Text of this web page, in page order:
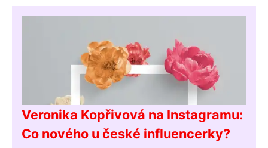
Veronika Kopřivová na Instagramu:
Co nového u české influencerky?